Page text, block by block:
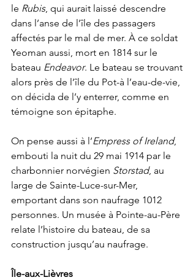
le Rubis, qui aurait laissé descendre
dans l’anse de l’île des passagers
affectés par le mal de mer. À ce soldat
Yeoman aussi, mort en 1814 sur le
bateau Endeavor. Le bateau se trouvant
alors près de l’île du Pot-à l’eau-de-vie,
on décida de l’y enterrer, comme en
témoigne son épitaphe.
On pense aussi à l’Empress of Ireland,
embouti la nuit du 29 mai 1914 par le
charbonnier norvégien Storstad, au
large de Sainte-Luce-sur-Mer,
emportant dans son naufrage 1012
personnes. Un musée à Pointe-au-Père
relate l’histoire du bateau, de sa
construction jusqu’au naufrage.
Île-aux-Lièvres